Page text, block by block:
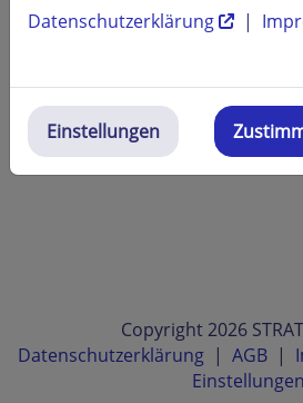
Copyright 2026
Datenschutzerklärung | AGB |
Einstellungen
Datenschutzerklärung
|
Einstellungen